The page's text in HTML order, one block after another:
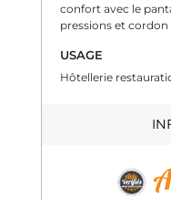
confort avec le
pressions et cordon
USAGE
Hôtellerie